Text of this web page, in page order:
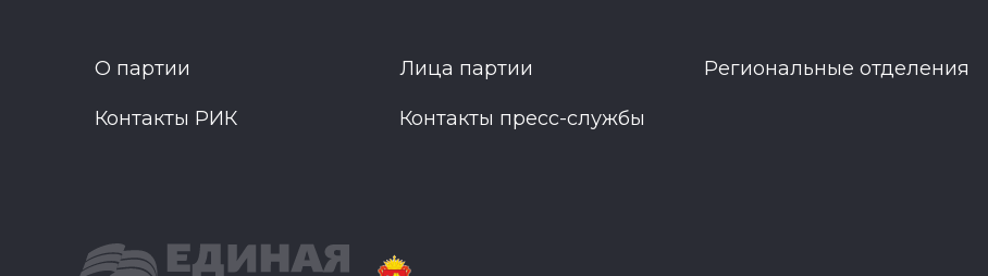
О партии Лица партии Региональные отделения
Контакты РИК Контакты пресс-службы